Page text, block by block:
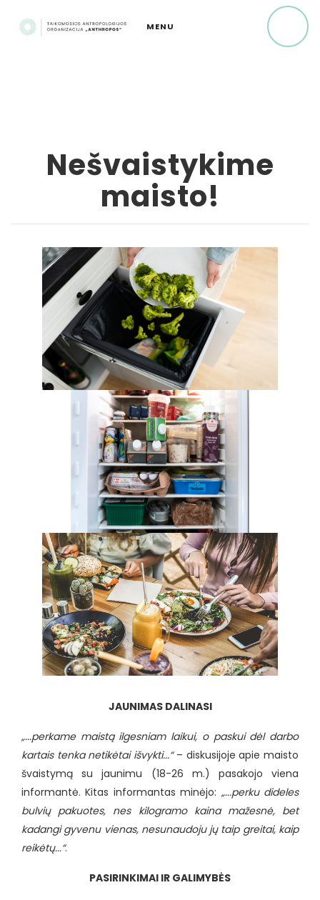
Nešvaistykime
maisto!
JAUNIMAS DALINASI
„...perkame maistą ilgesniam laikui, o paskui dėl darbo
kartais tenka netikėtai išvykti...“– diskusijoje apie maisto
švaistymą su jaunimu (18-26 m.) pasakojo viena
informantė. Kitas informantas minėjo: „...perku dideles
bulvių pakuotes, nes kilogramo kaina mažesnė, bet
kadangi gyvenu vienas, nesunaudoju jų taip greitai, kaip
reikėtų...“.
PASIRINKIMAI IR GALIMYBĖS